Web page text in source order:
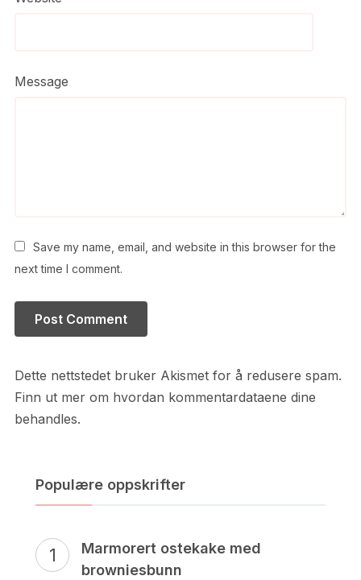
Message
Save my name, email, and website in this browser for the
next time I comment.
Dette nettstedet bruker Akismet for å redusere spam.
Finn ut mer om hvordan kommentardataene dine
behandles.
Populære oppskrifter
Marmorert ostekake med
browniesbunn